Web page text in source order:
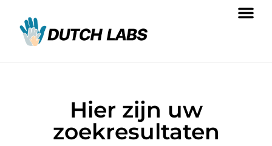
Hier zijn uw
zoekresultaten